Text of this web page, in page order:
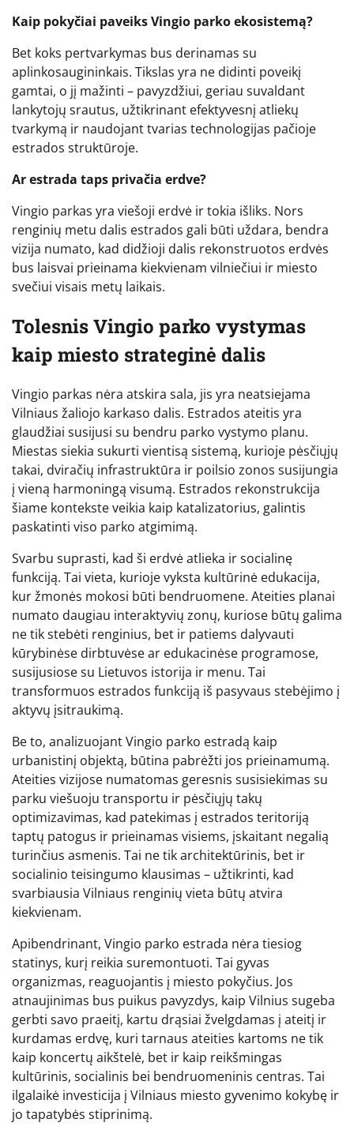
Kaip pokyčiai paveiks Vingio parko ekosistemą?
Bet koks pertvarkymas bus derinamas su
aplinkosaugininkais. Tikslas yra ne didinti poveikį
gamtai, o jį mažinti – pavyzdžiui, geriau suvaldant
lankytojų srautus, užtikrinant efektyvesnį atliekų
tvarkymą ir naudojant tvarias technologijas pačioje
estrados struktūroje.
Ar estrada taps privačia erdve?
Vingio parkas yra viešoji erdvė ir tokia išliks. Nors
renginių metu dalis estrados gali būti uždara, bendra
vizija numato, kad didžioji dalis rekonstruotos erdvės
bus laisvai prieinama kiekvienam vilniečiui ir miesto
svečiui visais metų laikais.
Tolesnis Vingio parko vystymas
kaip miesto strateginė dalis
Vingio parkas nėra atskira sala, jis yra neatsiejama
Vilniaus žaliojo karkaso dalis. Estrados ateitis yra
glaudžiai susijusi su bendru parko vystymo planu.
Miestas siekia sukurti vientisą sistemą, kurioje pėsčiųjų
takai, dviračių infrastruktūra ir poilsio zonos susijungia
į vieną harmoningą visumą. Estrados rekonstrukcija
šiame kontekste veikia kaip katalizatorius, galintis
paskatinti viso parko atgimimą.
Svarbu suprasti, kad ši erdvė atlieka ir socialinę
funkciją. Tai vieta, kurioje vyksta kultūrinė edukacija,
kur žmonės mokosi būti bendruomene. Ateities planai
numato daugiau interaktyvių zonų, kuriose būtų galima
ne tik stebėti renginius, bet ir patiems dalyvauti
kūrybinėse dirbtuvėse ar edukacinėse programose,
susijusiose su Lietuvos istorija ir menu. Tai
transformuos estrados funkciją iš pasyvaus stebėjimo į
aktyvų įsitraukimą.
Be to, analizuojant Vingio parko estradą kaip
urbanistinį objektą, būtina pabrėžti jos prieinamumą.
Ateities vizijose numatomas geresnis susisiekimas su
parku viešuoju transportu ir pėsčiųjų takų
optimizavimas, kad patekimas į estrados teritoriją
taptų patogus ir prieinamas visiems, įskaitant negalią
turinčius asmenis. Tai ne tik architektūrinis, bet ir
socialinio teisingumo klausimas – užtikrinti, kad
svarbiausia Vilniaus renginių vieta būtų atvira
kiekvienam.
Apibendrinant, Vingio parko estrada nėra tiesiog
statinys, kurį reikia suremontuoti. Tai gyvas
organizmas, reaguojantis į miesto pokyčius. Jos
atnaujinimas bus puikus pavyzdys, kaip Vilnius sugeba
gerbti savo praeitį, kartu drąsiai žvelgdamas į ateitį ir
kurdamas erdvę, kuri tarnaus ateities kartoms ne tik
kaip koncertų aikštelė, bet ir kaip reikšmingas
kultūrinis, socialinis bei bendruomeninis centras. Tai
ilgalaikė investicija į Vilniaus miesto gyvenimo kokybę ir
jo tapatybės stiprinimą.